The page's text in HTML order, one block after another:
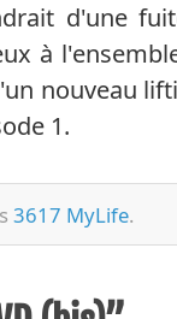
d'une
à
nouveau
1.
3617 MyLife.